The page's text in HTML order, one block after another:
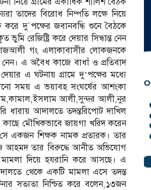
তা‌দের বি‌রোধ নিম্প‌তি ল‌ক্ষে নি‌য়ে
দু`প‌ক্ষের জবানব‌ন্ধি শু‌নে বৈঠকে
রে‌জি‌ষ্ট্রি ক‌রে দেয়ার সিন্ধান্ত নেন
গং এলাকাবাসীর লোকজন‌কে
নেন। এ অবৈধ কাজে বাধাঁ ও প্রতিবাদ
এ ঘটনায় গ্রামে দু’পক্ষের মধ্যে
সময় এ ভয়াবহ সংঘর্ষের আশংকা
আলী,সুন্দর আলী,নুর
আদাল‌তে তদন্তরি‌পোট দা‌খিল
মৌ‌খিকভা‌বে জায়গা খ‌রিদ ক‌রেন
একজন শিক্ষক নামক প্রতারক। তার
আহমদ তার বিরু‌দ্ধে আনীত অ‌ভি‌যোগ
মামলা দি‌য়ে হযরা‌নি ক‌রে আস‌ছে। এ
থেকে এক‌টি মামলা এ‌সে তদন্ত
সত‌্যতা নি‌শ্চিত ক‌রে ব‌লেন,১৩জন